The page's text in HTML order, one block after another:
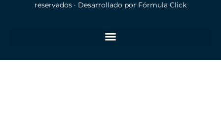
reservados · Desarrollado por Fórmula Click